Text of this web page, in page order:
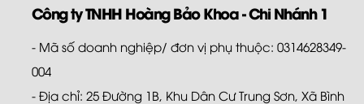
Công ty TNHH Hoàng Bảo Khoa - Chi Nhánh 1
- Mã số doanh nghiệp/ đơn vị phụ thuộc: 0314628349-
004
- Địa chỉ: 25 Đường 1B, Khu Dân Cư Trung Sơn, Xã Bình